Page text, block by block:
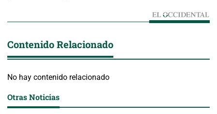
Contenido Relacionado
No hay contenido relacionado
Otras Noticias